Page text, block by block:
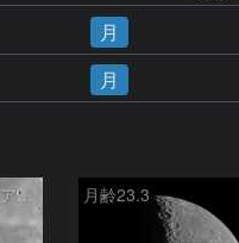
月
月
コペルニクス、カルパチア山脈付近 月齢23.3